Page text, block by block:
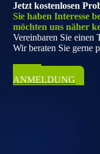
Jetzt kostenlosen
Sie haben Interesse
möchten uns näher
Vereinbaren Sie einen
Wir beraten Sie gerne
ZUR
ANMELDUNG